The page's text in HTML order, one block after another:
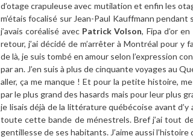
d’otage crapuleuse avec mutilation et enfin les
m’étais focalisé sur Jean-Paul Kauffmann
j’avais coréalisé avec Patrick Volson, Fipa d’or
retour, j’ai décidé de m’arrêter à Montréal pour
de là, je suis tombé en amour selon l’expression
par an. J’en suis à plus de cinquante voyages au
aller, ça me manque ! Et pour la petite histoire,
par le plus grand des hasards mais pour leur plus
je lisais déjà de la littérature québécoise avant d’y
toute cette bande de ménestrels. Bref j’ai tout
gentillesse de ses habitants. J’aime aussi